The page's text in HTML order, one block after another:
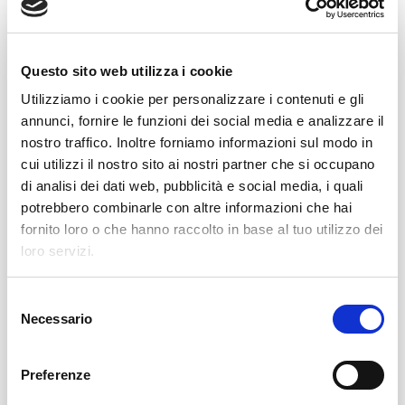
Questo sito web utilizza i cookie
Utilizziamo i cookie per personalizzare i contenuti e gli
annunci, fornire le funzioni dei social media e analizzare il
nostro traffico. Inoltre forniamo informazioni sul modo in
cui utilizzi il nostro sito ai nostri partner che si occupano
di analisi dei dati web, pubblicità e social media, i quali
potrebbero combinarle con altre informazioni che hai
fornito loro o che hanno raccolto in base al tuo utilizzo dei
loro servizi.
Necessario
Preferenze
Riduzione dei costi e aumento della
redditività dei macchinari
, come
conseguenza diretta della riduzione
delle tempistiche di fermo macchina e
approntamento destinate al cambio di
formato;
Flessibilitàdei processi produttivi, con la
conseguente risposta alla domanda di
personalizzazione dei prodotti dettata
essendo richiesto l’intervento umano in